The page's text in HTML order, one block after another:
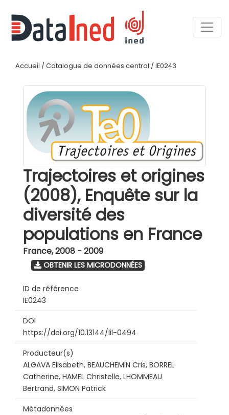
Accueil / Catalogue de données central / IE0243
Trajectoires et origines
(2008), Enquête sur la
diversité des
populations en France
France,2008 - 2009
OBTENIR LES MICRODONNÉES
ID de référence
IE0243
DOI
https://doi.org/10.13144/lil-0494
Producteur(s)
ALGAVA Elisabeth, BEAUCHEMIN Cris, BORREL
Catherine, HAMEL Christelle, LHOMMEAU
Bertrand, SIMON Patrick
Métadonnées